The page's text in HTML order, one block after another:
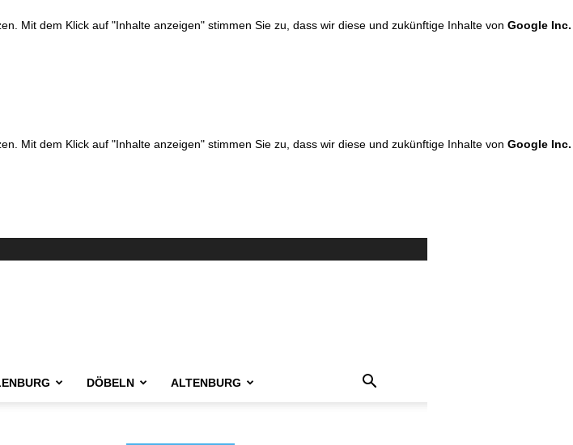
Mit dem Klick auf "Inhalte anzeigen" stimmen Sie zu, dass wir diese und zukünftige Inhalte von Google Inc.
Mit dem Klick auf "Inhalte anzeigen" stimmen Sie zu, dass wir diese und zukünftige Inhalte von Google Inc.
DÖBELN ALTENBURG